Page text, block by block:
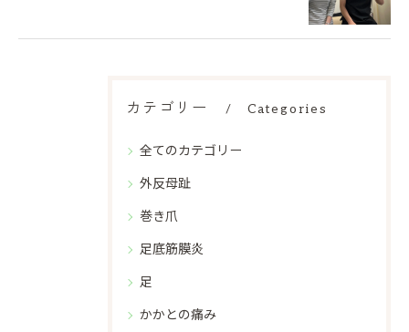
カテゴリー Categories
全てのカテゴリー
外反母趾
巻き爪
足底筋膜炎
足
かかとの痛み